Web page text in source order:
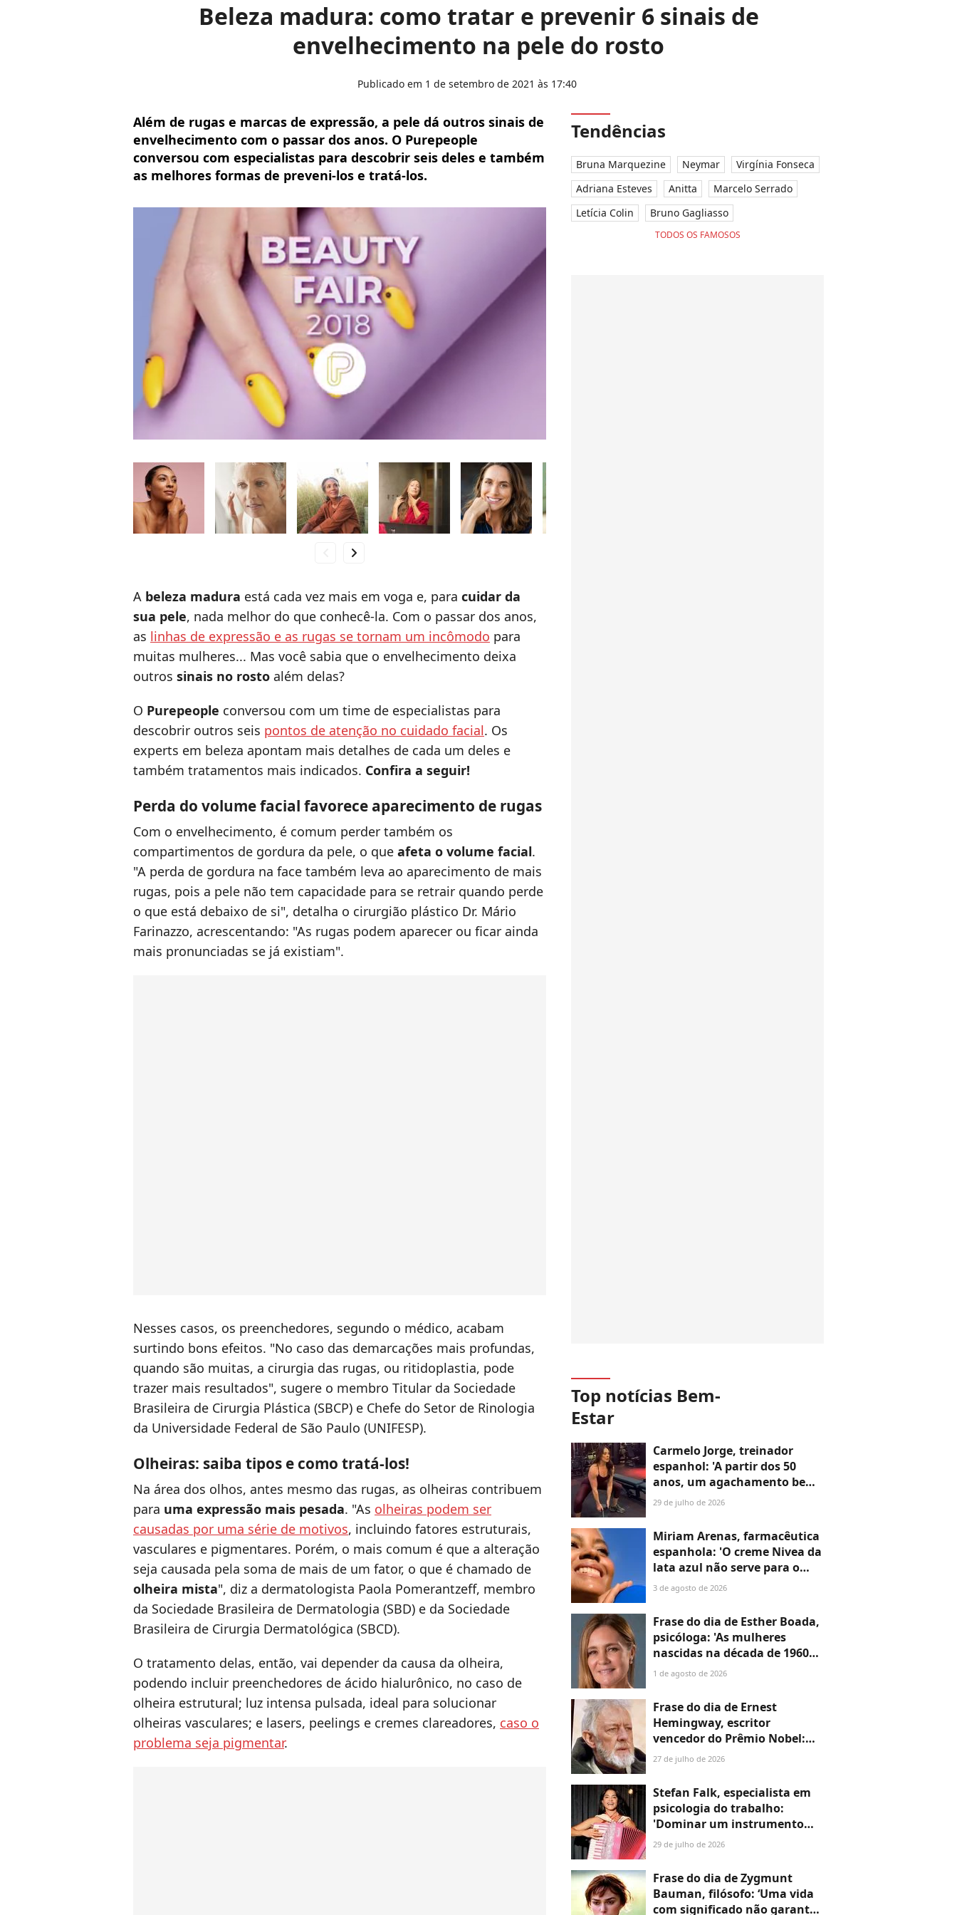
Beleza madura: como tratar e prevenir 6 sinais de
envelhecimento na pele do rosto
Publicado em 1 de setembro de 2021 às 17:40
Além de rugas e marcas de expressão, a pele dá outros sinais de
envelhecimento com o passar dos anos. O Purepeople
conversou com especialistas para descobrir seis deles e também
as melhores formas de preveni-los e tratá-los.
chevron_right
A beleza madura está cada vez mais em voga e, para cuidar da
sua pele, nada melhor do que conhecê-la. Com o passar dos anos,
as linhas de expressão e as rugas se tornam um incômodo para
muitas mulheres... Mas você sabia que o envelhecimento deixa
outros sinais no rosto além delas?
O Purepeople conversou com um time de especialistas para
descobrir outros seis pontos de atenção no cuidado facial. Os
experts em beleza apontam mais detalhes de cada um deles e
também tratamentos mais indicados. Confira a seguir!
Perda do volume facial favorece aparecimento de rugas
Com o envelhecimento, é comum perder também os
compartimentos de gordura da pele, o que afeta o volume facial.
"A perda de gordura na face também leva ao aparecimento de mais
rugas, pois a pele não tem capacidade para se retrair quando perde
o que está debaixo de si", detalha o cirurgião plástico Dr. Mário
Farinazzo, acrescentando: "As rugas podem aparecer ou ficar ainda
mais pronunciadas se já existiam".
Nesses casos, os preenchedores, segundo o médico, acabam
surtindo bons efeitos. "No caso das demarcações mais profundas,
quando são muitas, a cirurgia das rugas, ou ritidoplastia, pode
trazer mais resultados", sugere o membro Titular da Sociedade
Brasileira de Cirurgia Plástica (SBCP) e Chefe do Setor de Rinologia
da Universidade Federal de São Paulo (UNIFESP).
Olheiras: saiba tipos e como tratá-los!
Na área dos olhos, antes mesmo das rugas, as olheiras contribuem
para uma expressão mais pesada. "As olheiras podem ser
causadas por uma série de motivos, incluindo fatores estruturais,
vasculares e pigmentares. Porém, o mais comum é que a alteração
seja causada pela soma de mais de um fator, o que é chamado de
olheira mista", diz a dermatologista Paola Pomerantzeff, membro
da Sociedade Brasileira de Dermatologia (SBD) e da Sociedade
Brasileira de Cirurgia Dermatológica (SBCD).
O tratamento delas, então, vai depender da causa da olheira,
podendo incluir preenchedores de ácido hialurônico, no caso de
olheira estrutural; luz intensa pulsada, ideal para solucionar
olheiras vasculares; e lasers, peelings e cremes clareadores, caso o
problema seja pigmentar.
Tendências
Bruna Marquezine Neymar
Virgínia Fonseca
Adriana Esteves
Anitta
Marcelo Serrado
Letícia Colin
Bruno Gagliasso
TODOS OS FAMOSOS
Top notícias Bem-
Estar
Carmelo Jorge, treinador
espanhol: 'A partir dos 50
anos, um agachamento bem
feito vale mais do que 10.000
29 de julho de 2026
Miriam Arenas, farmacêutica
espanhola: 'O creme Nivea da
lata azul não serve para o
rosto; é um creme
que não foi feito para tratar,
mas sim para proteger'
3 de agosto de 2026
Frase do dia de Esther Boada,
psicóloga: 'As mulheres
nascidas na década de 1960
cresceram com a ideia de que
tudo, porque era isso que a
sociedade exigia'
1 de agosto de 2026
Frase do dia de Ernest
Hemingway, escritor
vencedor do Prêmio Nobel:
‘Leva-se dois anos para
aprender a ficar em silêncio’
27 de julho de 2026
Stefan Falk, especialista em
psicologia do trabalho:
'Dominar um instrumento
musical é a habilidade mais
cérebro e alcançar a
grandeza'
29 de julho de 2026
Frase do dia de Zygmunt
Bauman, filósofo: ‘Uma vida
com significado não garante